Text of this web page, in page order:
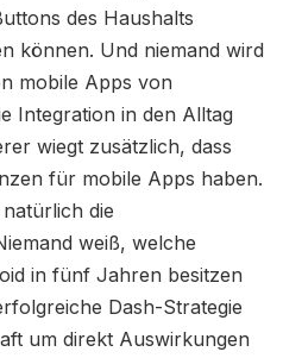
des Haushalts
können. Und niemand wird
mobile Apps von
Integration in den Alltag
wiegt zusätzlich, dass
für mobile Apps haben.
die
weiß, welche
in fünf Jahren besitzen
Dash-Strategie
um direkt Auswirkungen